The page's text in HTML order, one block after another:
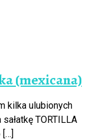
(mexicana)
kilka ulubionych
TORTILLA
[…]